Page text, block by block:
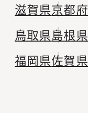
滋賀県京都府
鳥取県島根県
福岡県佐賀県